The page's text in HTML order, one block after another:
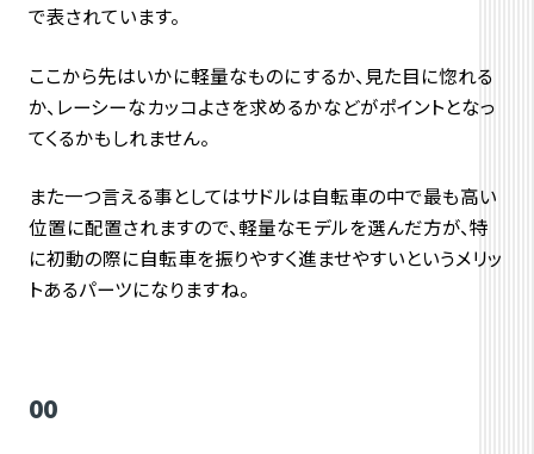
で表されています。
ここから先はいかに軽量なものにするか、見た目に惚れる
か、レーシーなカッコよさを求めるかなどがポイントとなっ
てくるかもしれません。
また一つ言える事としてはサドルは自転車の中で最も高い
位置に配置されますので、軽量なモデルを選んだ方が、特
に初動の際に自転車を振りやすく進ませやすいというメリッ
トあるパーツになりますね。
00